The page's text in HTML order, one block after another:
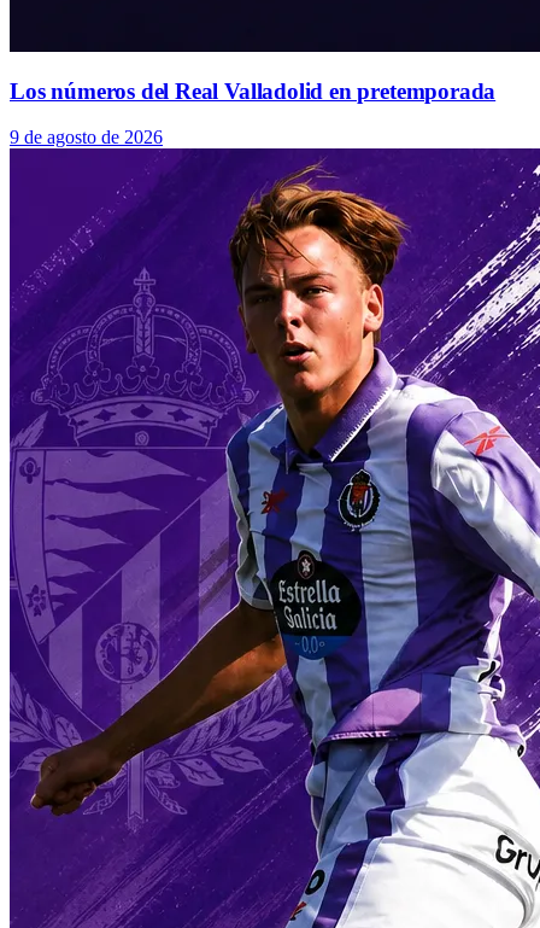
Los números del Real Valladolid en pretemporada
9 de agosto de 2026